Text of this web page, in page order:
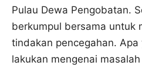
Pulau Dewa Pengobatan.
berkumpul bersama untuk
tindakan pencegahan. Apa
lakukan mengenai